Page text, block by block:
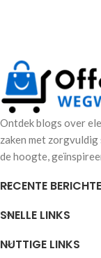
Ontdek blogs over
zaken met
de hoogte,
RECENTE
SNELLE LINKS
NUTTIGE LINKS